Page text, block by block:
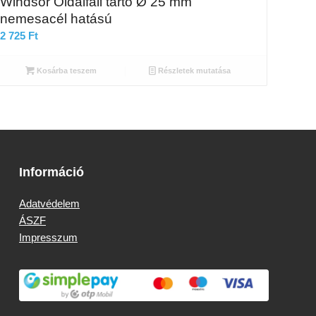
nemesacél hatású
2 725 Ft
Kosárba teszem Részletek mutatása
Információ
Adatvédelem
ÁSZF
Impresszum